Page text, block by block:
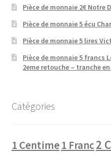
Pièce de monnaie 2€ Notre
Pièce de monnaie 5 écu
Pièce de monnaie 5 lires
Pièce de monnaie 5 francs
2eme retouche – tranche
Catégories
1 Centime1 Franc2